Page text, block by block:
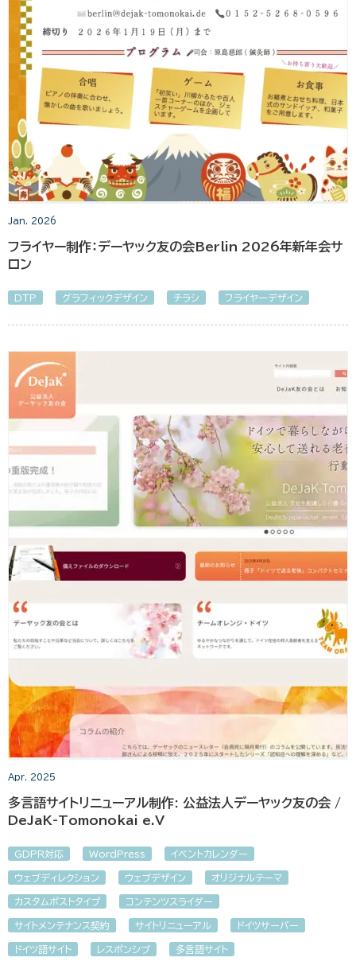
Jan. 2026
フライヤー制作：デーヤック友の会Berlin 2026年新年会サ
ロン
DTP グラフィックデザイン チラシ フライヤーデザイン
Apr. 2025
多言語サイトリニューアル制作: 公益法人デーヤック友の会 /
DeJaK-Tomonokai e.V
GDPR対応 WordPress イベントカレンダー
ウェブディレクション ウェブデザイン オリジナルテーマ
カスタムポストタイプ コンテンツスライダー
サイトメンテナンス契約 サイトリニューアル ドイツサーバー
ドイツ語サイト レスポンシブ 多言語サイト